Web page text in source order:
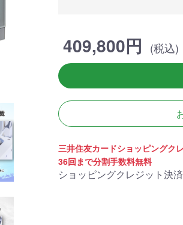
270°パノラマビューが魅せ
る コストパフォーマンスに
優れたモデル
商品詳細
409,800円 (税込)
三井住友カードショッピングク
36回まで分割手数料無料
ショッピングクレジット決